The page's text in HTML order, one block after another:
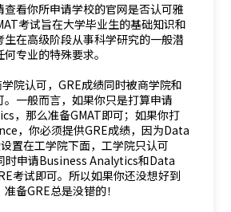
看你所申请学校的官网是否认可雅
考试旨在大学毕业生的基础知识和
生在高级阶段从事科学研究的一般潜
专业的特殊要求。
院认可，GRE成绩同时被商学院和
一般而言，如果你只是打算申请
，那么准备GMAT即可；如果你打
，你必须提供GRE成绩，因为Data
置在工学院下面，工学院只认可
时申请Business Analytics和Data
考试即可。所以如果你还没想好到
备GRE总是没错的！